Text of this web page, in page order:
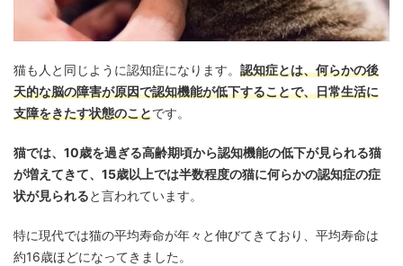
猫も人と同じように認知症になります。 認知症とは、何らかの後
天的な脳の障害が原因で認知機能が低下することで、日常生活に
支障をきたす状態のことです。
猫では、10歳を過ぎる高齢期頃から認知機能の低下が見られる猫
が増えてきて、15歳以上では半数程度の猫に何らかの認知症の症
状が見られると言われています。
特に現代では猫の平均寿命が年々と伸びてきており、平均寿命は
約16歳ほどになってきました。